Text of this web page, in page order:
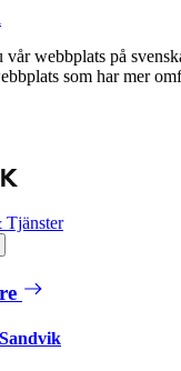
vår webbplats på
som har mer
Tjänster